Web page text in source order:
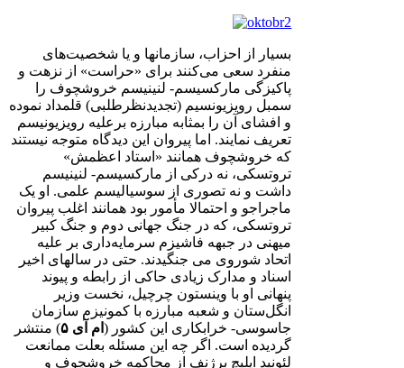
بسیار از احزاب، سازمانها و یا شخصیت‌های
منفرد سعی می‌کنند برای «حراست» از نزهت و
پاکیزگی مارکسیسم- لنینیسم خروشچوف را
سمبل رویزیونسیم (تجدیدنظرطلبی) قلمداد نموده
و افشای آن را بمثابه مبارزه برعلیه رویزیونیسم
تعریف نمایند. اما پیروان این دیدگاه متوجه نیستند
که خروشچوف همانند «استاد اعظمش»
تروتسکی، نه درکی از مارکسیسم- لنینیسم
داشت و نه تصوری از سوسیالیسم علمی. او یک
ماجراجو و احتمالا مأمور بود همانند اغلب پیروان
تروتسکی، که در جنگ جهانی دوم و جنگ کبیر
میهنی در جبهه فاشیزم سرمایه‌داری بر علیه
اتحاد شوروی می جنگیدند. حتی در سالهای اخیر
اسناد و مدارک زیادی حاکی از رابطه و پیوند
پنهانی او با وینستون چرچیل، نخست وزیر
انگل‌ستان و شعبه مبارزه با کمونیزم سازمان
جاسوسی- خرابکاری این کشور (ام آی ۵) منتشر
گردیده است. اگر چه این مسئله بعلت ممانعت
لئونید ایلیچ برژنف از محاکمه خروشچوف و